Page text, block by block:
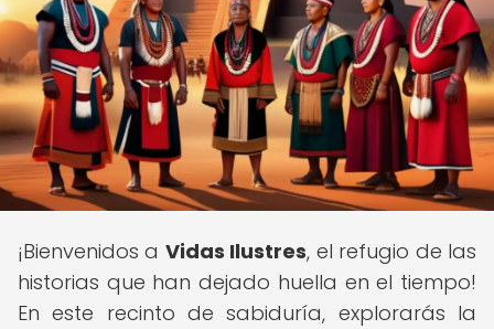
¡Bienvenidos a Vidas Ilustres, el refugio de las
historias que han dejado huella en el tiempo!
En este recinto de sabiduría, explorarás la